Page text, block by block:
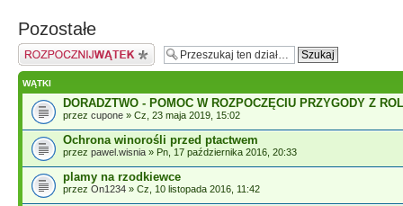
Pozostałe
Napisz wątek
WĄTKI
DORADZTWO - POMOC W ROZPOCZĘCIU PRZYGODY Z
przez cupone » Cz, 23 maja 2019, 15:02
Ochrona winorośli przed ptactwem
przez pawel.wisnia » Pn, 17 października 2016, 20:33
plamy na rzodkiewce
przez On1234 » Cz, 10 listopada 2016, 11:42